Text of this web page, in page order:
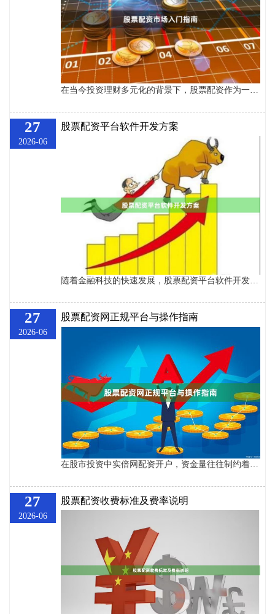
在当今投资理财多元化的背景下，股票配资作为一种杠杆投资工具，逐渐进入大众视野。对于初入股市或希望扩大资金规模的投资者而言，理解股票配资的基本概念、运作模式及风险控制，是迈向理性投资的第一步。本文旨在为新手提供一份清晰、实用的入门指南，帮助您快速掌握股票配资的核心要点。 ## 什么是股票配资？ 股票配资是指投资者通过配资平台，以自有资金作为保证金，获得一定比例（通常为1-10倍）的额外资金用于股票交易。例如，若您有10万元本金，选择5倍杠杆，则实际可操作资金为60万元。配资平台从中收取利息或管理
27
2026-06
股票配资平台软件开发方案
27
2026-06
股票配资网正规平台与操作指南
27
2026-06
股票配资收费标准及费率说明